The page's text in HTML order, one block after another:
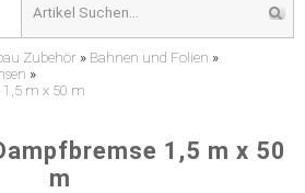
Zubehör » Bahnen und Folien »
»
m x 50 m
1,5 m x 50
m